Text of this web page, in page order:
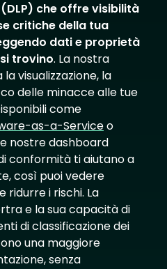
che offre visibilità
critiche della tua
dati e proprietà
trovino. La nostra
visualizzazione, la
delle minacce alle tue
come
as-a-Serviceo
nostre dashboard
conformità ti aiutano a
così puoi vedere
ridurre i rischi. La
e la sua capacità di
di classificazione dei
una maggiore
senza